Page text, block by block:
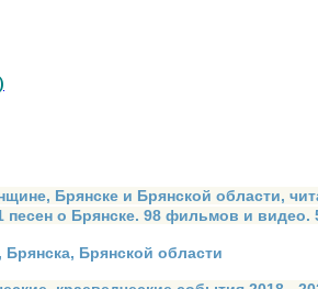
Брянске и Брянской области,
песен о Брянске. 98 фильмов и
Брянской области